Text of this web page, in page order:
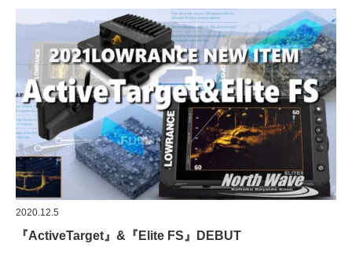
2020.12.5
『ActiveTarget』&『Elite FS』DEBUT